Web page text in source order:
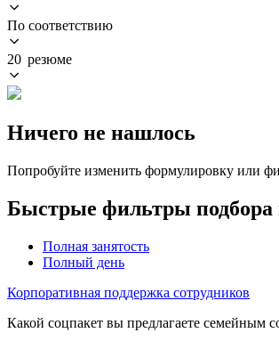
По соответствию
20 резюме
Ничего не нашлось
Попробуйте изменить формулировку или
Быстрые фильтры подбора
Полная занятость
Полный день
Корпоративная поддержка сотрудников
Какой соцпакет вы предлагаете семейным